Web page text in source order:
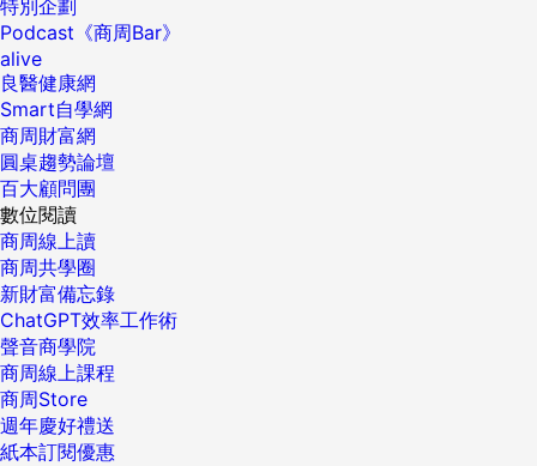
特別企劃
Podcast《商周Bar》
alive
良醫健康網
Smart自學網
商周財富網
圓桌趨勢論壇
百大顧問團
數位閱讀
商周線上讀
商周共學圈
新財富備忘錄
ChatGPT效率工作術
聲音商學院
商周線上課程
商周Store
週年慶好禮送
紙本訂閱優惠